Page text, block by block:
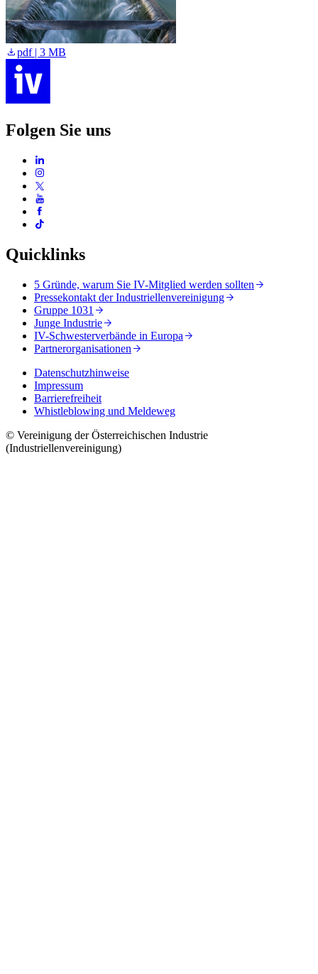
pdf | 3 MB
Folgen Sie uns
Quicklinks
5 Gründe, warum Sie IV-Mitglied werden sollten
Pressekontakt der Industriellenvereinigung
Gruppe 1031
Junge Industrie
IV-Schwesterverbände in Europa
Partnerorganisationen
Datenschutzhinweise
Impressum
Barrierefreiheit
Whistleblowing und Meldeweg
© Vereinigung der Österreichischen Industrie
(Industriellenvereinigung)